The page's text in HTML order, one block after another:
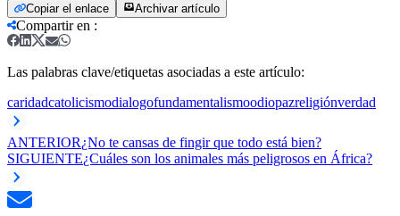
Copiar el enlace Archivar artículo
Compartir en :
Las palabras clave/etiquetas asociadas a este artículo:
caridadcatolicismodialogofundamentalismoodiopazreligiónverdad
ANTERIOR¿No te cansas de fingir que todo está bien?
SIGUIENTE¿Cuáles son los animales más peligrosos en África?